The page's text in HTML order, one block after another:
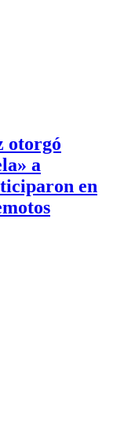
otorgó
a
en